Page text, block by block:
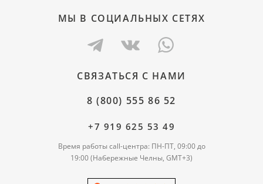
МЫ В СОЦИАЛЬНЫХ СЕТЯХ
СВЯЗАТЬСЯ С НАМИ
8 (800) 555 86 52
+7 919 625 53 49
Время работы call-центра: ПН-ПТ, 09:00 до
19:00 (Набережные Челны, GMT+3)